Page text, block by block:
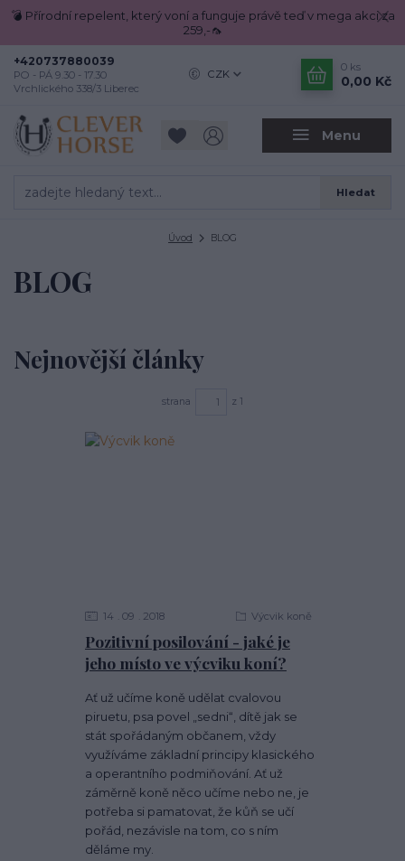
💣 Přírodní repelent, který voní a funguje právě teď v mega akci za
259,-🦟
Menu
CZK
Hledat
+420737880039
PO - PÁ 9.30 - 17.30
Vrchlického 338/3 Liberec
0 ks
0,00 Kč
Úvod BLOG
BLOG
Nejnovější články
strana z 1
Pozitivní posilování - jaké je
jeho místo ve výcviku koní?
14 09 2018 Výcvik koně
Ať už učíme koně udělat cvalovou
piruetu, psa povel „sedni“, dítě jak se
stát spořádaným občanem, vždy
využíváme základní principy klasického
a operantního podmiňování. Ať už
záměrně koně něco učíme nebo ne, je
potřeba si pamatovat, že kůň se učí
pořád, nezávisle na tom, co s ním
děláme my.